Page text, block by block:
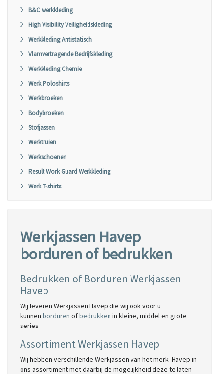
B&C werkkleding
High Visibility Veiligheidskleding
Werkkleding Antistatisch
Vlamvertragende Bedrijfskleding
Werkkleding Chemie
Werk Poloshirts
Werkbroeken
Bodybroeken
Stofjassen
Werktruien
Werkschoenen
Result Work Guard Werkkleding
Werk T-shirts
Werkjassen Havep
borduren of bedrukken
Bedrukken of Borduren Werkjassen
Havep
Wij leveren Werkjassen Havep die wij ook voor u
kunnen borduren ofbedrukken in kleine, middel en grote
series
Assortiment Werkjassen Havep
Wij hebben verschillende Werkjassen van het merk Havep in
ons assortiment met daarbij de mogelijkheid deze te laten